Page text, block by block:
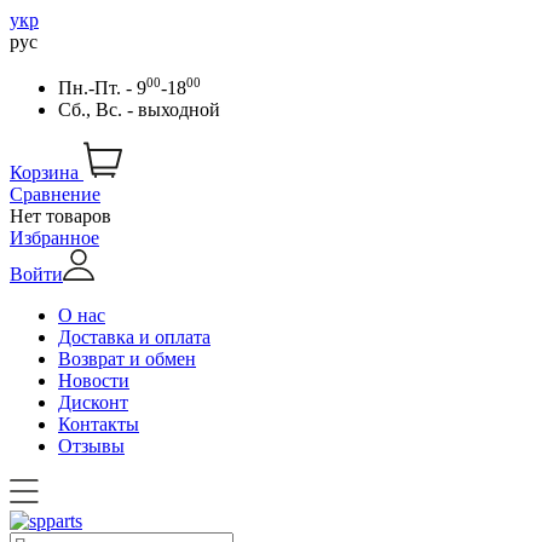
укр
рус
Пн.-Пт. - 900-1800
Сб., Вс. - выходной
Корзина
Сравнение
Нет товаров
Избранное
Войти
О нас
Доставка и оплата
Возврат и обмен
Новости
Дисконт
Контакты
Отзывы